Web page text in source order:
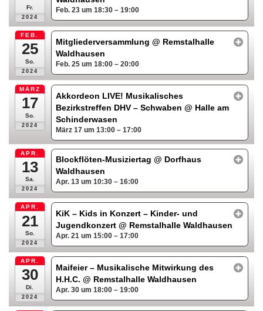
Fr.
2024
Feb. 23 um 18:30 – 19:00
FEB.
25
So.
2024
Mitgliederversammlung@ Remstalhalle
Waldhausen
Feb. 25 um 18:00 – 20:00
MÄRZ
17
So.
2024
Akkordeon LIVE! Musikalisches
Bezirkstreffen DHV – Schwaben@ Halle am
Schinderwasen
März 17 um 13:00 – 17:00
APR.
13
Sa.
2024
Blockflöten-Musiziertag@ Dorfhaus
Waldhausen
Apr. 13 um 10:30 – 16:00
APR.
21
So.
2024
KiK – Kids in Konzert – Kinder- und
Jugendkonzert@ Remstalhalle Waldhausen
Apr. 21 um 15:00 – 17:00
APR.
30
Di.
2024
Maifeier – Musikalische Mitwirkung des
H.H.C.@ Remstalhalle Waldhausen
Apr. 30 um 18:00 – 19:00